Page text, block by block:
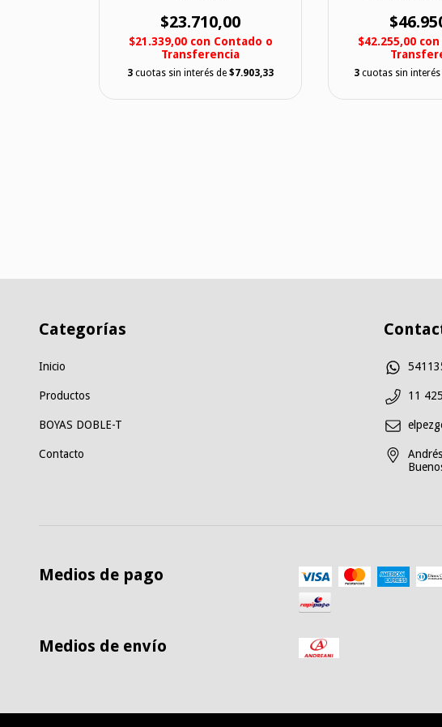
$23.710,00
$21.339,00 con Contado o
Transferencia
3 cuotas sin interés de $7.903,33
$42.255,00 con
3 cuotas sin interés
Categorías
Inicio
Productos
BOYAS DOBLE-T
Contacto
11
Medios de pago
Medios de envío